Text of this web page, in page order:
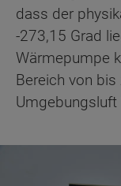
dass der
-273,15 Grad
Wärmepumpe
Bereich von
Umgebungsluft